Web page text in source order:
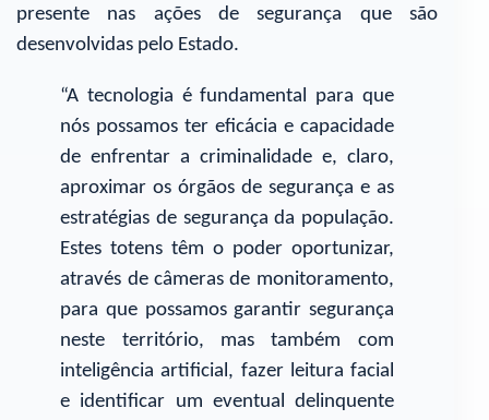
presente nas ações de segurança que são
desenvolvidas pelo Estado.
“A tecnologia é fundamental para que
nós possamos ter eficácia e capacidade
de enfrentar a criminalidade e, claro,
aproximar os órgãos de segurança e as
estratégias de segurança da população.
Estes totens têm o poder oportunizar,
através de câmeras de monitoramento,
para que possamos garantir segurança
neste território, mas também com
inteligência artificial, fazer leitura facial
e identificar um eventual delinquente